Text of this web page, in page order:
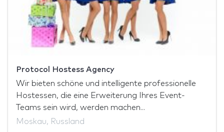
Protocol Hostess Agency
Wir bieten schöne und intelligente professionelle
Hostessen, die eine Erweiterung Ihres Event-
Teams sein wird, werden machen...
Moskau, Russland